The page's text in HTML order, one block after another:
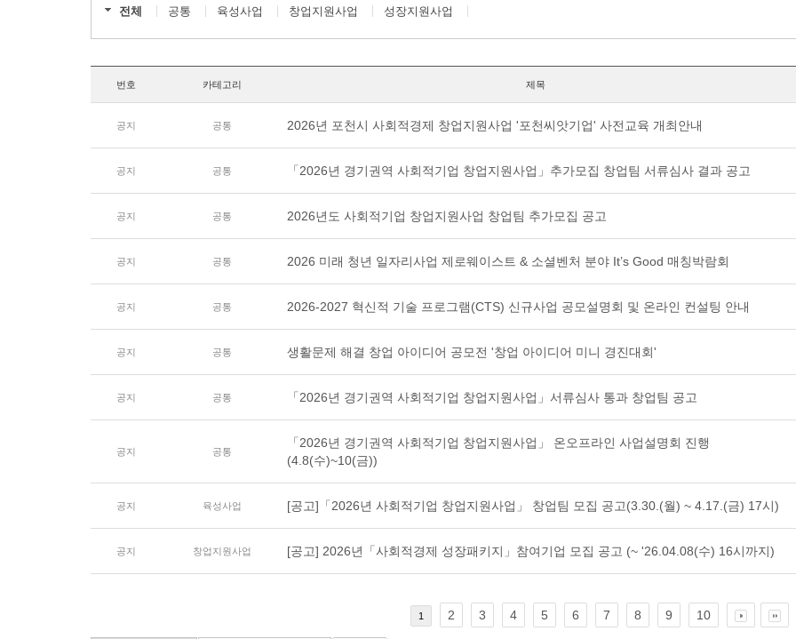
전체 공통 육성사업 창업지원사업 성장지원사업
번호 카테고리 제목
공지 공통 2026년 포천시 사회적경제 창업지원사업 '포천씨앗기업' 사전교육 개최안내
공지 공통 「2026년 경기권역 사회적기업 창업지원사업」추가모집 창업팀 서류심사 결과 공고
공지 공통 2026년도 사회적기업 창업지원사업 창업팀 추가모집 공고
공지 공통 2026 미래 청년 일자리사업 제로웨이스트 & 소셜벤처 분야 It’s Good 매칭박람회
공지 공통 2026-2027 혁신적 기술 프로그램(CTS) 신규사업 공모설명회 및 온라인 컨설팅 안내
공지 공통 생활문제 해결 창업 아이디어 공모전 '창업 아이디어 미니 경진대회'
공지 공통 「2026년 경기권역 사회적기업 창업지원사업」서류심사 통과 창업팀 공고
공지 공통
「2026년 경기권역 사회적기업 창업지원사업」 온오프라인 사업설명회 진행
(4.8(수)~10(금))
공지 육성사업 [공고]「2026년 사회적기업 창업지원사업」 창업팀 모집 공고(3.30.(월) ~ 4.17.(금) 17시)
공지 창업지원사업 [공고] 2026년「사회적경제 성장패키지」참여기업 모집 공고 (~ '26.04.08(수) 16시까지)
1 2 3 4 5 6 7 8 9 10